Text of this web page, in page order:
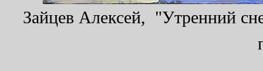
Зайцев Алексей, "Утренний